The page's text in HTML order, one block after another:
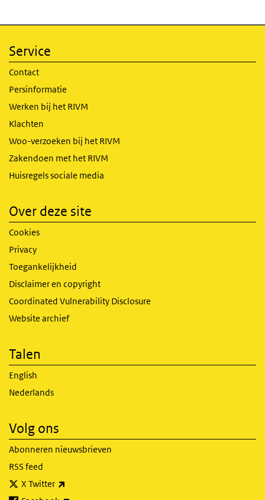
Service
Contact
Persinformatie
Werken bij het RIVM
Klachten
Woo-verzoeken bij het RIVM
Zakendoen met het RIVM
Huisregels sociale media
Over deze site
Cookies
Privacy
Toegankelijkheid
Disclaimer en copyright
Coordinated Vulnerability Disclosure
Website archief
Talen
English
Nederlands
Volg ons
Abonneren nieuwsbrieven
RSS feed
X Twitter